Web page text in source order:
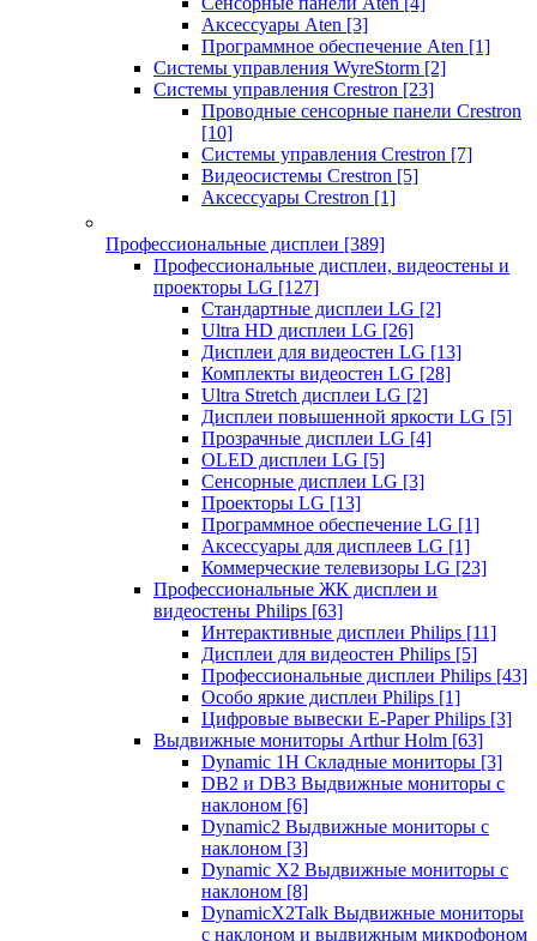
Аксессуары Aten [3]
Программное обеспечение Aten [1]
Системы управления WyreStorm [2]
Системы управления Crestron [23]
Проводные сенсорные панели Crestron
[10]
Системы управления Crestron [7]
Видеосистемы Crestron [5]
Аксессуары Crestron [1]
Профессиональные дисплеи [389]
Профессиональные дисплеи, видеостены и
проекторы LG [127]
Стандартные дисплеи LG [2]
Ultra HD дисплеи LG [26]
Дисплеи для видеостен LG [13]
Комплекты видеостен LG [28]
Ultra Stretch дисплеи LG [2]
Дисплеи повышенной яркости LG [5]
Прозрачные дисплеи LG [4]
OLED дисплеи LG [5]
Сенсорные дисплеи LG [3]
Проекторы LG [13]
Программное обеспечение LG [1]
Аксессуары для дисплеев LG [1]
Коммерческие телевизоры LG [23]
Профессиональные ЖК дисплеи и
видеостены Philips [63]
Интерактивные дисплеи Philips [11]
Дисплеи для видеостен Philips [5]
Профессиональные дисплеи Philips [43]
Особо яркие дисплеи Philips [1]
Цифровые вывески E-Paper Philips [3]
Выдвижные мониторы Arthur Holm [63]
Dynamic 1Н Складные мониторы [3]
DB2 и DB3 Выдвижные мониторы с
наклоном [6]
Dynamic2 Выдвижные мониторы с
наклоном [3]
Dynamic X2 Выдвижные мониторы с
наклоном [8]
DynamicX2Talk Выдвижные мониторы
с наклоном и выдвижным микрофоном